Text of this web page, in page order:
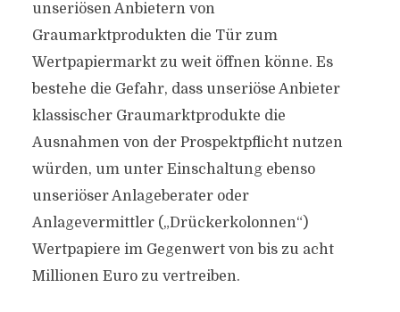
unseriösen Anbietern von
Graumarktprodukten die Tür zum
Wertpapiermarkt zu weit öffnen könne. Es
bestehe die Gefahr, dass unseriöse Anbieter
klassischer Graumarktprodukte die
Ausnahmen von der Prospektpflicht nutzen
würden, um unter Einschaltung ebenso
unseriöser Anlageberater oder
Anlagevermittler („Drückerkolonnen“)
Wertpapiere im Gegenwert von bis zu acht
Millionen Euro zu vertreiben.